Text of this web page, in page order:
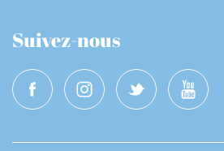
Suivez-nous